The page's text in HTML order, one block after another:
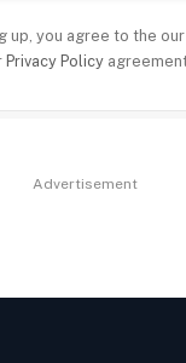
up, you agree to the
Privacy Policy
Advertisement